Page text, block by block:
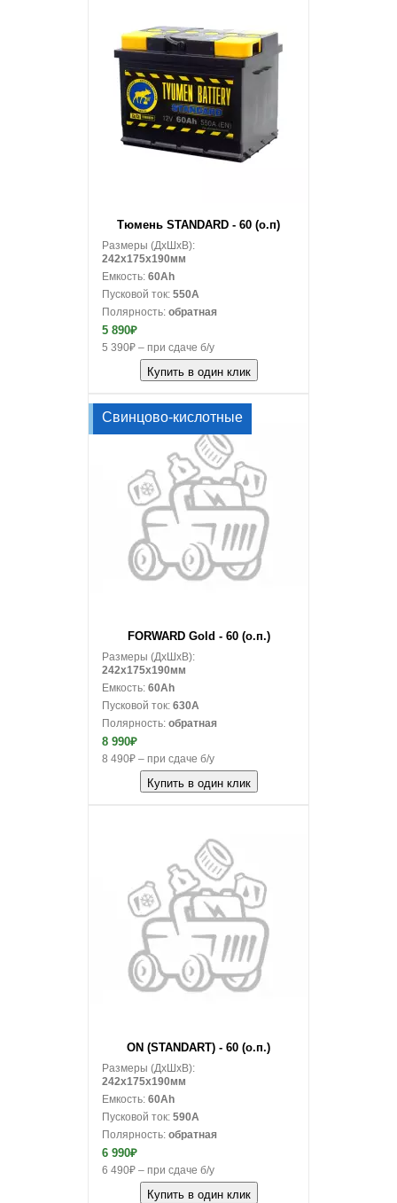
Тюмень STANDARD - 60 (о.п)
Размеры (ДxШxВ):
242x175x190мм
Емкость: 60Ah
Пусковой ток: 550A
Полярность: обратная
5 890₽
5 390₽ – при сдаче б/у
Купить в один клик
Свинцово-кислотные
FORWARD Gold - 60 (о.п.)
Размеры (ДxШxВ):
242x175x190мм
Емкость: 60Ah
Пусковой ток: 630A
Полярность: обратная
8 990₽
8 490₽ – при сдаче б/у
Купить в один клик
ON (STANDART) - 60 (о.п.)
Размеры (ДxШxВ):
242x175x190мм
Емкость: 60Ah
Пусковой ток: 590A
Полярность: обратная
6 990₽
6 490₽ – при сдаче б/у
Купить в один клик